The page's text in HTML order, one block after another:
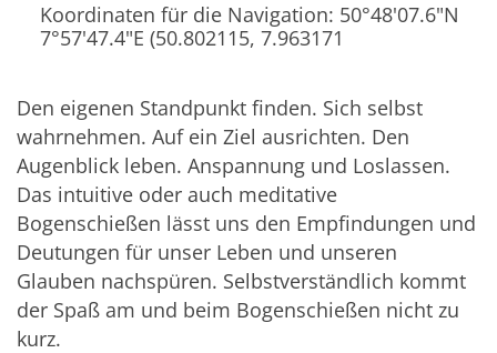
Koordinaten für die Navigation: 50°48'07.6"N
7°57'47.4"E (50.802115, 7.963171
Den eigenen Standpunkt finden. Sich selbst
wahrnehmen. Auf ein Ziel ausrichten. Den
Augenblick leben. Anspannung und Loslassen.
Das intuitive oder auch meditative
Bogenschießen lässt uns den Empfindungen und
Deutungen für unser Leben und unseren
Glauben nachspüren. Selbstverständlich kommt
der Spaß am und beim Bogenschießen nicht zu
kurz.